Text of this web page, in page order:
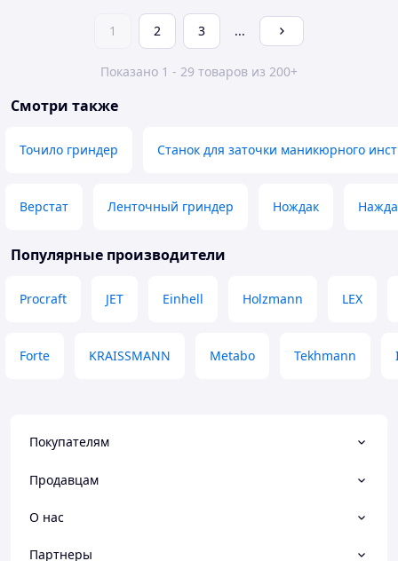
1 2 3 ...
Показано 1 - 29 товаров из 200+
Смотри также
Точило гриндер Станок для заточки маникюрного
Верстат Ленточный гриндер Нождак
Популярные производители
Procraft JET Einhell Holzmann LEX
Forte KRAISSMANN Metabo Tekhmann
Покупателям
Продавцам
О нас
Партнеры